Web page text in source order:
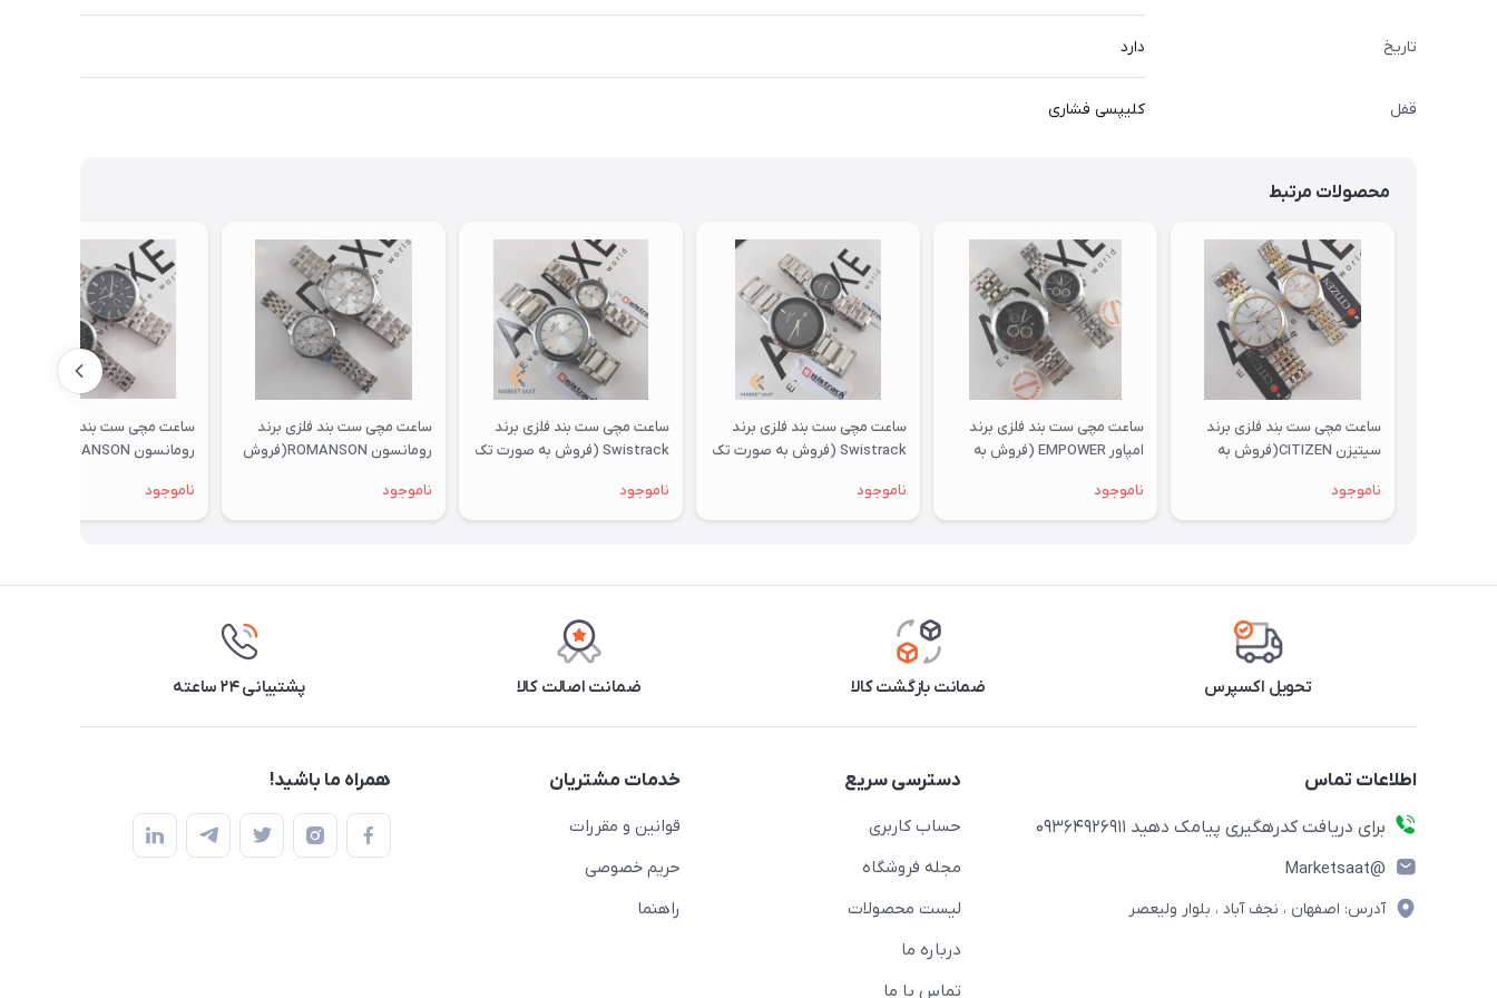
تاریخ دارد
قفل کلیپسی فشاری
محصولات مرتبط
ساعت مچی ست بند فلزی برند
سیتیزن CITIZEN(فروش به
ناموجود
ساعت مچی ست بند فلزی برند
امپاور EMPOWER (فروش به
ناموجود
ساعت مچی ست بند فلزی برند
Swistrack (فروش به صورت تک
ناموجود
ساعت مچی ست بند فلزی برند
Swistrack (فروش به صورت تک
ناموجود
ساعت مچی ست بند فلزی برند
رومانسون ROMANSON(فروش
ناموجود
ساعت مچی ست بند فلزی برند
ناموجود
تحویل اکسپرس ضمانت بازگشت کالا ضمانت اصالت کالا پشتیبانی ۲۴ ساعته
اطلاعات تماس
برای دریافت کدرهگیری پیامک دهید 09364926911
@Marketsaat
آدرس: اصفهان ، نجف آباد ، بلوار ولیعصر
دسترسی سریع
حساب کاربری
مجله فروشگاه
لیست محصولات
درباره ما
تماس با ما
خدمات مشتریان
قوانین و مقررات
حریم خصوصی
راهنما
همراه ما باشید!